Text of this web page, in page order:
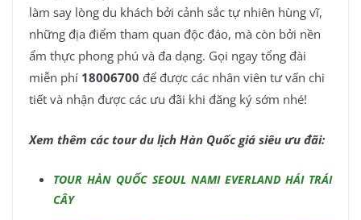
làm say lòng du khách bởi cảnh sắc tự nhiên hùng vĩ,
những địa điểm tham quan độc đáo, mà còn bởi nền
ẩm thực phong phú và đa dạng. Gọi ngay tổng đài
miễn phí 18006700 để được các nhân viên tư vấn chi
tiết và nhận được các ưu đãi khi đăng ký sớm nhé!
Xem thêm các tour du lịch Hàn Quốc giá siêu ưu đãi:
TOUR HÀN QUỐC SEOUL NAMI EVERLAND HÁI TRÁI
CÂY